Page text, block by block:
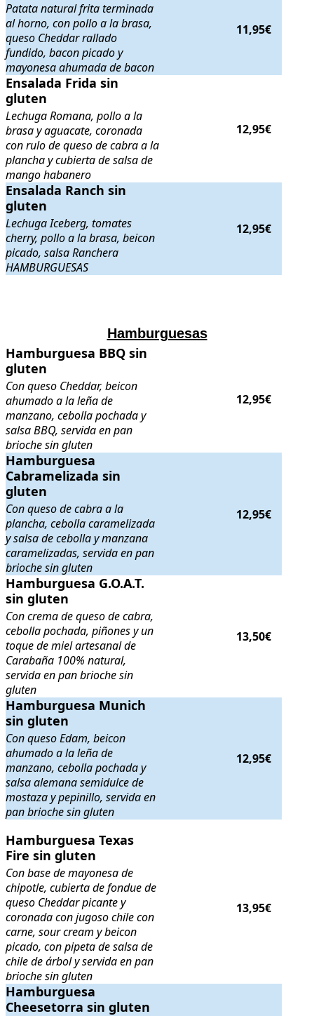
Patata natural frita terminada
al horno, con pollo a la brasa,
queso Cheddar rallado
fundido, bacon picado y
mayonesa ahumada de bacon
11,95€
Ensalada Frida sin gluten
Ensalada Frida sin
gluten
Lechuga Romana, pollo a la
brasa y aguacate, coronada
con rulo de queso de cabra a la
plancha y cubierta de salsa de
mango habanero
12,95€
Ensalada Ranch sin gluten . Lechuga Iceberg, tomates cherry, pollo
Ensalada Ranch sin
gluten
Lechuga Iceberg, tomates
cherry, pollo a la brasa, beicon
picado, salsa Ranchera
HAMBURGUESAS
12,95€
Hamburguesas
Hamburguesa BBQ sin gluten . Con queso Cheddar, beicon
Hamburguesa BBQ sin
gluten
Con queso Cheddar, beicon
ahumado a la leña de
manzano, cebolla pochada y
salsa BBQ, servida en pan
brioche sin gluten
12,95€
Hamburguesa Cabramelizada sin gluten
Hamburguesa
Cabramelizada sin
gluten
Con queso de cabra a la
plancha, cebolla caramelizada
y salsa de cebolla y manzana
caramelizadas, servida en pan
brioche sin gluten
12,95€
Hamburguesa G.O.A.T. sin gluten
Hamburguesa G.O.A.T.
sin gluten
Con crema de queso de cabra,
cebolla pochada, piñones y un
toque de miel artesanal de
Carabaña 100% natural,
servida en pan brioche sin
gluten
13,50€
Hamburguesa Munich sin gluten
Hamburguesa Munich
sin gluten
Con queso Edam, beicon
ahumado a la leña de
manzano, cebolla pochada y
salsa alemana semidulce de
mostaza y pepinillo, servida en
pan brioche sin gluten
12,95€
Hamburguesa Texas Fire sin gluten
Hamburguesa Texas
Fire sin gluten
Con base de mayonesa de
chipotle, cubierta de fondue de
queso Cheddar picante y
coronada con jugoso chile con
carne, sour cream y beicon
picado, con pipeta de salsa de
chile de árbol y servida en pan
brioche sin gluten
13,95€
Hamburguesa Cheesetorra sin gluten
Hamburguesa
Cheesetorra sin gluten